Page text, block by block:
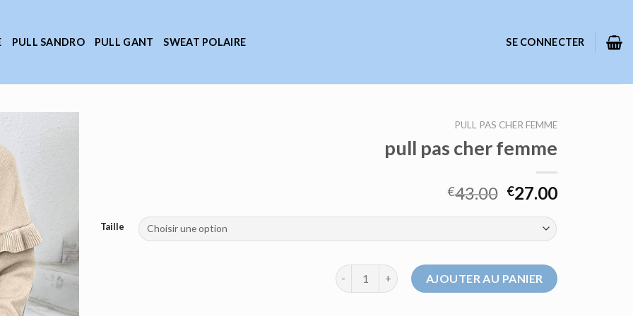
PULL SANDRO PULL GANT SWEAT POLAIRE SE CONNECTER
PULL PAS CHER FEMME
pull pas cher femme
€43.00 €27.00
Taille
quantité de pull pas cher femmeAJOUTER AU PANIER